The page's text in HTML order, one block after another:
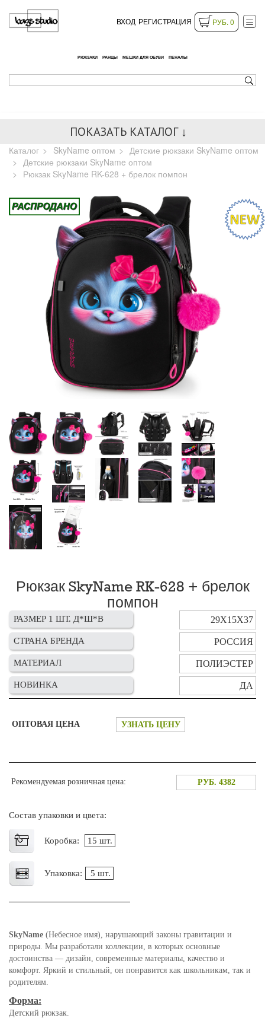
ВХОД РЕГИСТРАЦИЯ РУБ. 0
РЮКЗАКИ РАНЦЫ МЕШКИ ДЛЯ ОБУВИ ПЕНАЛЫ
ПОКАЗАТЬ КАТАЛОГ ↓
Каталог SkyName оптом
Детские рюкзаки SkyName оптом
Детские рюкзаки SkyName оптом
Рюкзак SkyName RK-628 + брелок помпон
Рюкзак SkyName RK-628 + брелок
помпон
РАЗМЕР 1 ШТ. Д*Ш*В 29Х15Х37
СТРАНА БРЕНДА РОССИЯ
МАТЕРИАЛ ПОЛИЭСТЕР
НОВИНКА ДА
ОПТОВАЯ ЦЕНА УЗНАТЬ ЦЕНУ
Рекомендуемая розничная цена: РУБ. 4382
Состав упаковки и цвета:
Коробка: 15 шт.
Упаковка: 5 шт.
SkyName (Небесное имя), нарушающий законы гравитации и
природы. Мы разработали коллекции, в которых основные
достоинства — дизайн, современные материалы, качество и
комфорт. Яркий и стильный, он понравится как школьникам, так и
родителям.
Форма:
Детский рюкзак.